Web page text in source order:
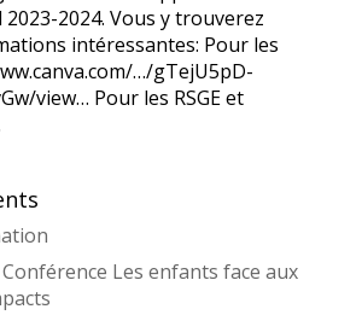
2024. Vous y trouverez
intéressantes: Pour les
…/gTejU5pD-
view… Pour les RSGE et
Conférence Les enfants face aux